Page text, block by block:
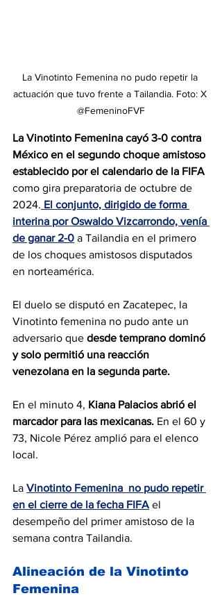
La Vinotinto Femenina no pudo repetir la
actuación que tuvo frente a Tailandia. Foto: X
@FemeninoFVF
La Vinotinto Femenina cayó 3-0 contra
México en el segundo choque amistoso
establecido por el calendario de la FIFA
como gira preparatoria de octubre de
2024. El conjunto, dirigido de forma
interina por Oswaldo Vizcarrondo, venía
de ganar 2-0 a Tailandia en el primero
de los choques amistosos disputados
en norteamérica.
El duelo se disputó en Zacatepec, la
Vinotinto femenina no pudo ante un
adversario que desde temprano dominó
y solo permitió una reacción
venezolana en la segunda parte.
En el minuto 4, Kiana Palacios abrió el
marcador para las mexicanas. En el 60 y
73, Nicole Pérez amplió para el elenco
local.
La Vinotinto Femenina  no pudo repetir
en el cierre de la fecha FIFA el
desempeño del primer amistoso de la
semana contra Tailandia.
Alineación de la Vinotinto
Femenina